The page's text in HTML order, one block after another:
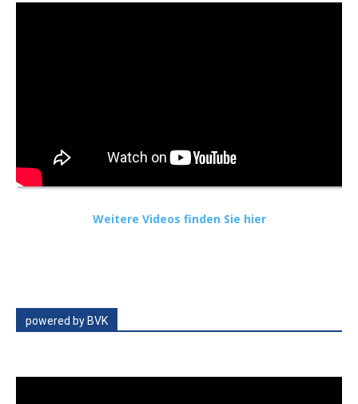
Weitere Videos finden Sie hier
powered by BVK